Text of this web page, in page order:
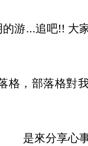
游…追吧!! 大
格，部落格對
心事與